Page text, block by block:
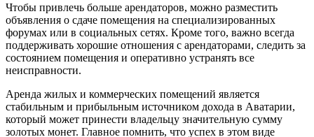
Чтобы привлечь больше арендаторов, можно разместить
объявления о сдаче помещения на специализированных
форумах или в социальных сетях. Кроме того, важно всегда
поддерживать хорошие отношения с арендаторами, следить за
состоянием помещения и оперативно устранять все
неисправности.
Аренда жилых и коммерческих помещений является
стабильным и прибыльным источником дохода в Аватарии,
который может принести владельцу значительную сумму
золотых монет. Главное помнить, что успех в этом виде